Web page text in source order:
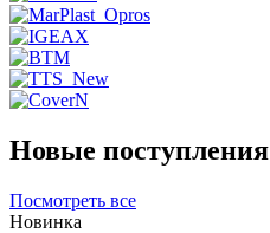
Новые поступления
Посмотреть все
Новинка